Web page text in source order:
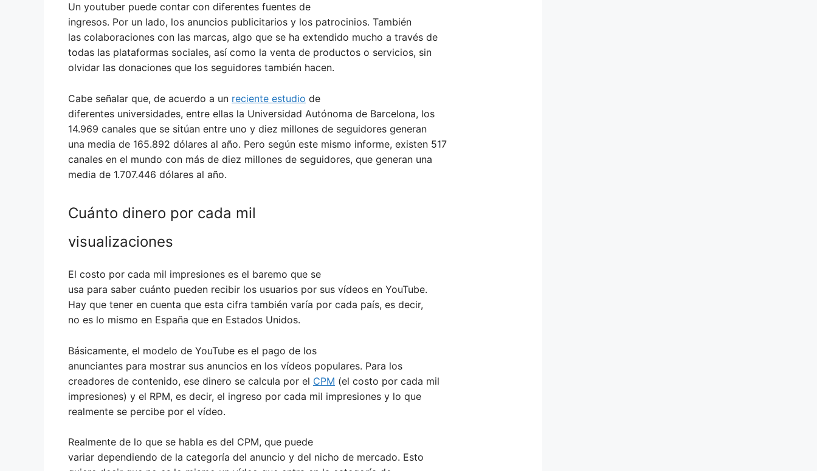
Un youtuber puede contar con diferentes fuentes de
ingresos. Por un lado, los anuncios publicitarios y los patrocinios. También
las colaboraciones con las marcas, algo que se ha extendido mucho a través de
todas las plataformas sociales, así como la venta de productos o servicios, sin
olvidar las donaciones que los seguidores también hacen.
Cabe señalar que, de acuerdo a un reciente estudio de
diferentes universidades, entre ellas la Universidad Autónoma de Barcelona, los
14.969 canales que se sitúan entre uno y diez millones de seguidores generan
una media de 165.892 dólares al año. Pero según este mismo informe, existen 517
canales en el mundo con más de diez millones de seguidores, que generan una
media de 1.707.446 dólares al año.
Cuánto dinero por cada mil
visualizaciones
El costo por cada mil impresiones es el baremo que se
usa para saber cuánto pueden recibir los usuarios por sus vídeos en YouTube.
Hay que tener en cuenta que esta cifra también varía por cada país, es decir,
no es lo mismo en España que en Estados Unidos.
Básicamente, el modelo de YouTube es el pago de los
anunciantes para mostrar sus anuncios en los vídeos populares. Para los
creadores de contenido, ese dinero se calcula por el CPM (el costo por cada mil
impresiones) y el RPM, es decir, el ingreso por cada mil impresiones y lo que
realmente se percibe por el vídeo.
Realmente de lo que se habla es del CPM, que puede
variar dependiendo de la categoría del anuncio y del nicho de mercado. Esto